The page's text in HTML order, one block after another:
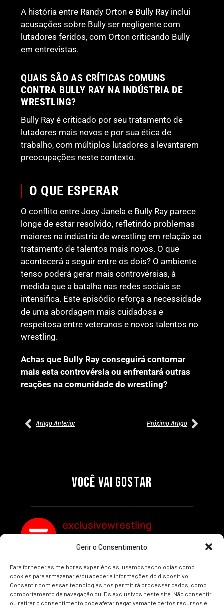
Gerir o Consentimento
Para fornecer as melhores experiências, usamos tecnologias como
cookies para armazenar e/ou aceder a informações do dispositivo.
Consentir com essas tecnologias nos permitirá processar dados, como
comportamento de navegação ou IDs exclusivos neste site. Não consentir
ou retirar o consentimento pode afetar negativamante certos recursos e
A história entre Randy Orton e Bully Ray inclui
acusações sobre Bully ser negligente com
lutadores feridos, com Orton criticando Bully
em entrevistas.
QUAIS SÃO AS CRÍTICAS COMUNS
CONTRA BULLY RAY NA INDÚSTRIA DE
WRESTLING?
Bully Ray é criticado por seu tratamento de
lutadores mais novos e por sua ética de
trabalho, com múltiplos lutadores a levantarem
preocupações neste contexto.
O QUE ESPERAR
O conflito entre Joey Janela e Bully Ray parece
longe de estar resolvido, refletindo problemas
maiores na indústria de wrestling em relação ao
tratamento de talentos mais novos. O que
acontecerá a seguir entre os dois? O ambiente
tenso poderá gerar mais controvérsias, à
medida que a batalha nas redes sociais se
intensifica. Este episódio reforça a necessidade
de uma abordagem mais cuidadosa e
respeitosa entre veteranos e novos talentos no
wrestling.
Achas que Bully Ray conseguirá contornar
mais esta controvérsia ou enfrentará outras
reações na comunidade do wrestling?
Artigo Anterior Próximo Artigo
VOCÊ VAI GOSTAR
SEGMENTOS A NÃO PERDER
Por exclusivewrestling
MUNDIAL FEMININO NA AEW
REDEMPTION
Por exclusivewrestling
exclusivewrestling
Ver mais Artigos